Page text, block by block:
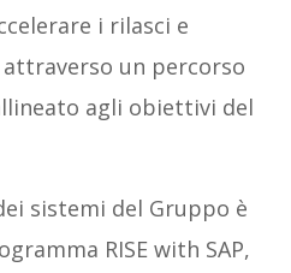
i rilasci e
un percorso
agli obiettivi del
sistemi del Gruppo è
RISE with SAP,